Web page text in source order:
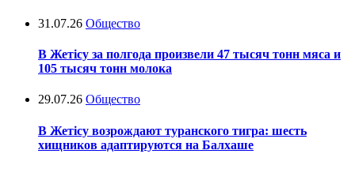
31.07.26 Общество
В Жетісу за полгода произвели 47 тысяч тонн мяса и
105 тысяч тонн молока
29.07.26 Общество
В Жетісу возрождают туранского тигра: шесть
хищников адаптируются на Балхаше